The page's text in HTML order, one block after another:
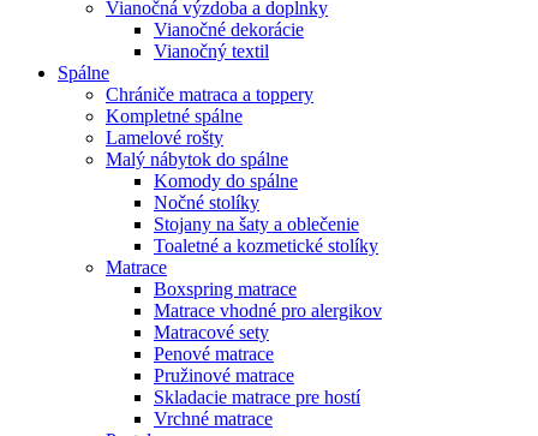
Vianočná výzdoba a doplnky
Vianočné dekorácie
Vianočný textil
Spálne
Chrániče matraca a toppery
Kompletné spálne
Lamelové rošty
Malý nábytok do spálne
Komody do spálne
Nočné stolíky
Stojany na šaty a oblečenie
Toaletné a kozmetické stolíky
Matrace
Boxspring matrace
Matrace vhodné pro alergikov
Matracové sety
Penové matrace
Pružinové matrace
Skladacie matrace pre hostí
Vrchné matrace